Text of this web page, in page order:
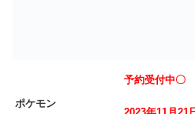
ポケモン
予約受付中〇